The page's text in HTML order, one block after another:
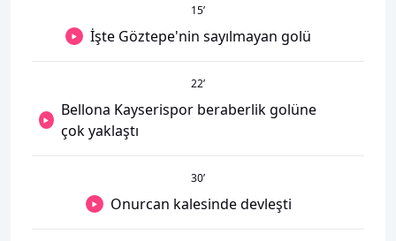
15’
İşte Göztepe'nin sayılmayan golü
22’
Bellona Kayserispor beraberlik golüne
çok yaklaştı
30’
Onurcan kalesinde devleşti